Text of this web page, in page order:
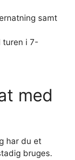
samt
turen i 7-
med
har du et
bruges.